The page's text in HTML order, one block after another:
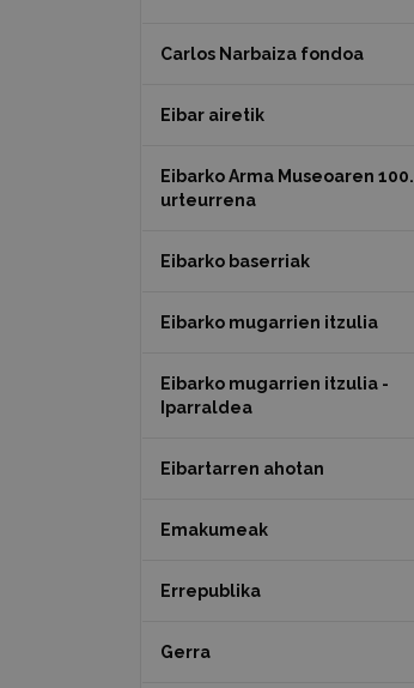
Carlos Narbaiza fondoa
Eibar airetik
Eibarko Arma Museoaren 100.
urteurrena
Eibarko baserriak
Eibarko mugarrien itzulia
Eibarko mugarrien itzulia -
Iparraldea
Eibartarren ahotan
Emakumeak
Errepublika
Gerra